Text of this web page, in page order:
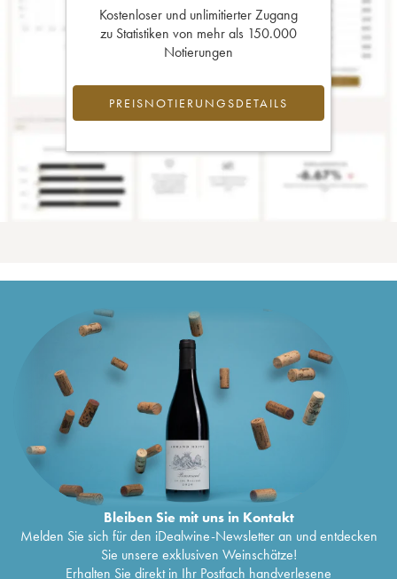
Kostenloser und unlimitierter Zugang
zu Statistiken von mehr als 150.000
Notierungen
PREISNOTIERUNGSDETAILS
Bleiben Sie mit uns in Kontakt
Melden Sie sich für den iDealwine-Newsletter an und entdecken
Sie unsere exklusiven Weinschätze!
Erhalten Sie direkt in Ihr Postfach handverlesene